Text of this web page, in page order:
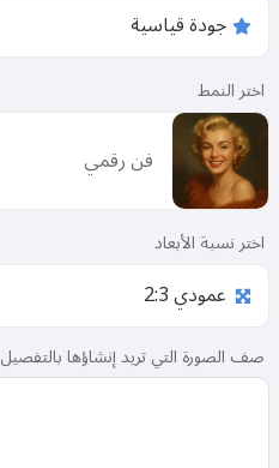
اختر النمط
فن رقمي
اختر نسبة الأبعاد
صف الصورة التي تريد إنشاؤها بالتفصيل